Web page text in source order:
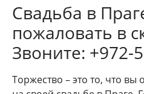
Свадьба в
пожаловать в
Звоните: +972-
Торжество – это то, что вы